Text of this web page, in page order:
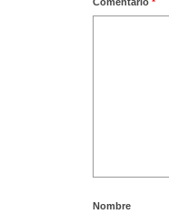
Nombre